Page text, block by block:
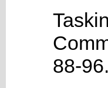
88-96.